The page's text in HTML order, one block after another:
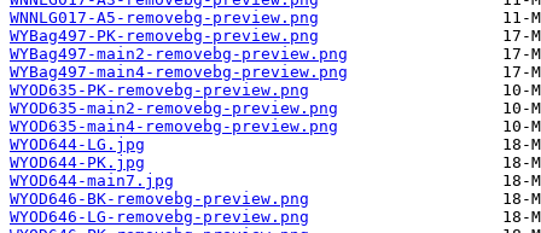
WNNLG017-A5-removebg-preview.png
WYBag497-PK-removebg-preview.png
WYBag497-main2-removebg-preview.png
WYBag497-main4-removebg-preview.png
WYOD635-PK-removebg-preview.png
WYOD635-main2-removebg-preview.png
WYOD635-main4-removebg-preview.png
WYOD644-LG.jpg
WYOD644-PK.jpg
WYOD644-main7.jpg
WYOD646-BK-removebg-preview.png
WYOD646-LG-removebg-preview.png